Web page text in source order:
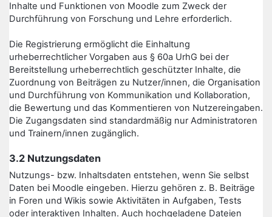
Inhalte und Funktionen von Moodle zum Zweck der
Durchführung von Forschung und Lehre erforderlich.
Die Registrierung ermöglicht die Einhaltung
urheberrechtlicher Vorgaben aus § 60a UrhG bei der
Bereitstellung urheberrechtlich geschützter Inhalte, die
Zuordnung von Beiträgen zu Nutzer/innen, die Organisation
und Durchführung von Kommunikation und Kollaboration,
die Bewertung und das Kommentieren von Nutzereingaben.
Die Zugangsdaten sind standardmäßig nur Administratoren
und Trainern/innen zugänglich.
3.2 Nutzungsdaten
Nutzungs- bzw. Inhaltsdaten entstehen, wenn Sie selbst
Daten bei Moodle eingeben. Hierzu gehören z. B. Beiträge
in Foren und Wikis sowie Aktivitäten in Aufgaben, Tests
oder interaktiven Inhalten. Auch hochgeladene Dateien